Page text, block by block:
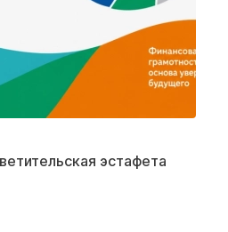
эстафета